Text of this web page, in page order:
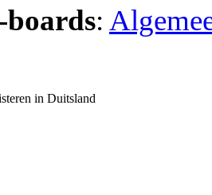
boards:
in Duitsland